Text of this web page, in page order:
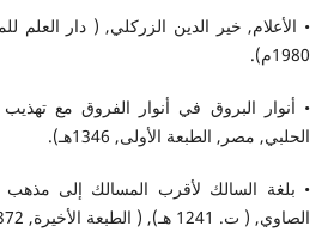
1980م).
• أنوار البروق في أنوار الفروق مع
الحلبي, مصر, الطبعة الأولى, 1346هـ).
• بلغة السالك لأقرب المسالك إلى مذهب
الصاوي, ( ت. 1241 هـ), ( الطبعة الأخيرة, 1372هـ = 1952م).